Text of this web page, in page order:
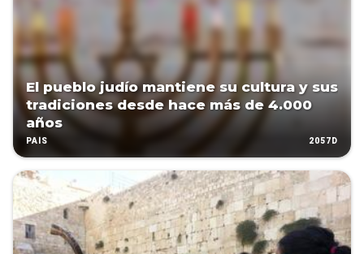
El pueblo judío mantiene su cultura y sus
tradiciones desde hace más de 4.000
años
PAÍS 2057D